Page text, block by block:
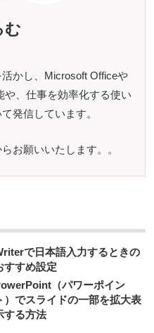
む
かし、Microsoft Officeや
、仕事を効率化する使い
発信しています。
お願いいたします。。
で日本語入力するときの
すすめ設定
（パワーポイン
）でスライドの一部を拡大表
する方法